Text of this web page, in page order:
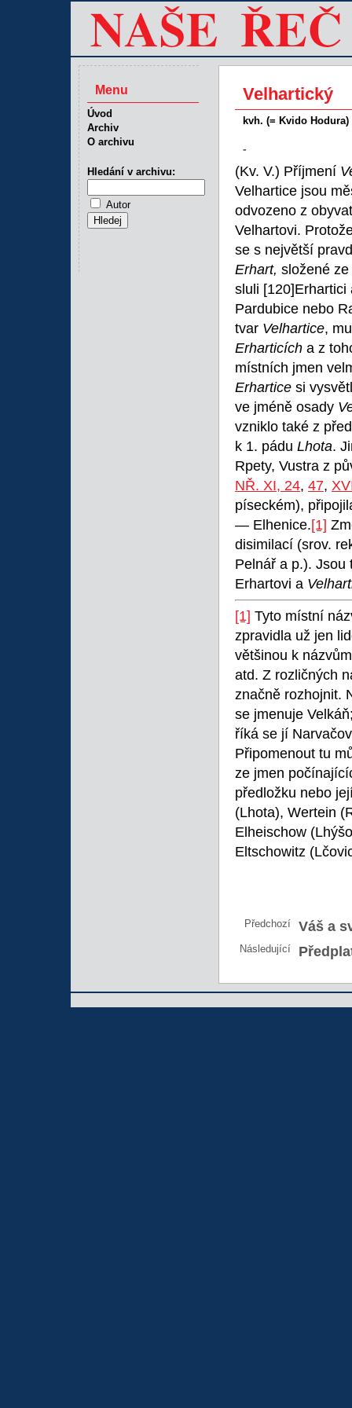
Velhartický
kvh. (= Kvido Hodura)
-
(Kv. V.) Příjmení
Velhartice jsou
odvozeno z
Velhartovi.
se s největší
Erhart, složené
sluli
Pardubice nebo
tvar Velhartice,
Erharticích a z
místních jmen
Erhartice si
ve jméně osady
vzniklo také z
k 1. pádu Lhota.
Rpety, Vustra z
NŘ. XI, 24, 47,
píseckém),
— Elhenice.[1]
disimilací (srov.
Pelnář a p.). Jsou
Erhartovi a
[1] Tyto místní
zpravidla už jen
většinou k
atd. Z rozličných
značně rozhojnit.
se jmenuje
říká se jí
Připomenout tu
ze jmen
předložku nebo
(Lhota), Wertein
Elheischow
Eltschowitz
Předchozí Váš a
Následující
Menu
Úvod
Archiv
O archivu
Hledání v archivu:
Autor